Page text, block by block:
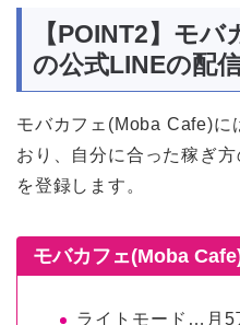
【POINT2】モ
の公式LINEの配
モバカフェ(Moba Cafe)に
おり、自分に合った稼ぎ
を登録します。
モバカフェ(Moba
ライトモード…月5